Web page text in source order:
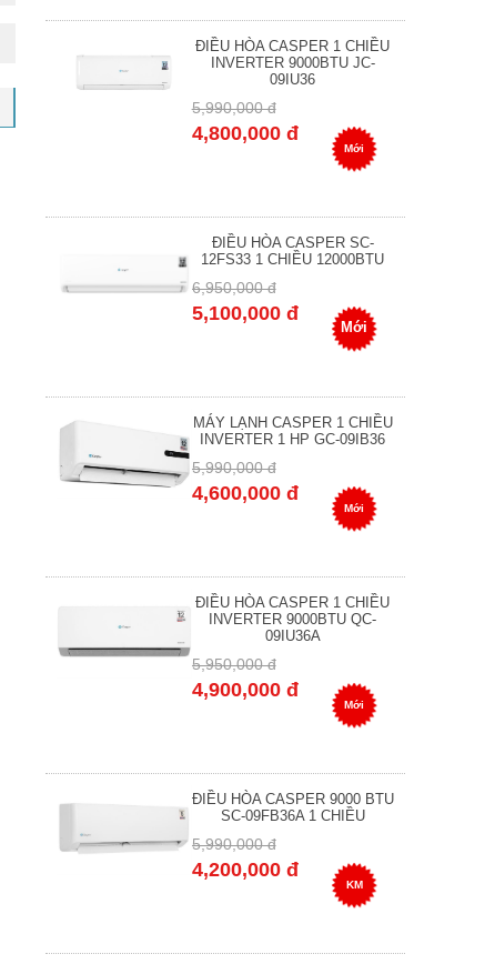
ĐIỀU HÒA CASPER 1 CHIỀU
INVERTER 9000BTU JC-
09IU36
5,990,000 đ
4,800,000 đ
Mới
ĐIỀU HÒA CASPER SC-
12FS33 1 CHIỀU 12000BTU
6,950,000 đ
5,100,000 đ
Mới
MÁY LẠNH CASPER 1 CHIỀU
INVERTER 1 HP GC-09IB36
5,990,000 đ
4,600,000 đ
Mới
ĐIỀU HÒA CASPER 1 CHIỀU
INVERTER 9000BTU QC-
09IU36A
5,950,000 đ
4,900,000 đ
Mới
ĐIỀU HÒA CASPER 9000 BTU
SC-09FB36A 1 CHIỀU
5,990,000 đ
4,200,000 đ
KM